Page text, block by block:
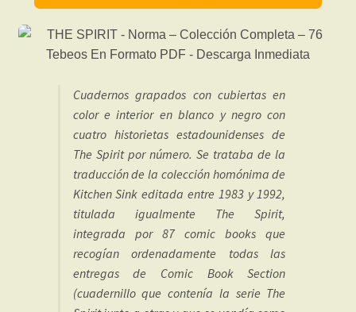
Cuadernos grapados con cubiertas en
color e interior en blanco y negro con
cuatro historietas estadounidenses de
The Spirit por número. Se trataba de la
traducción de la colección homónima de
Kitchen Sink editada entre 1983 y 1992,
titulada igualmente The Spirit,
integrada por 87 comic books que
recogían ordenadamente todas las
entregas de Comic Book Section
(cuadernillo que contenía la serie The